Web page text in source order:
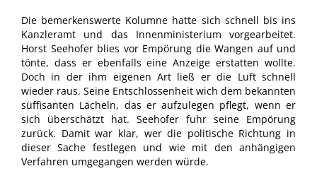
Die bemerkenswerte Kolumne hatte sich schnell bis ins
Kanzleramt und das Innenministerium vorgearbeitet.
Horst Seehofer blies vor Empörung die Wangen auf und
tönte, dass er ebenfalls eine Anzeige erstatten wollte.
Doch in der ihm eigenen Art ließ er die Luft schnell
wieder raus. Seine Entschlossenheit wich dem bekannten
süffisanten Lächeln, das er aufzulegen pflegt, wenn er
sich überschätzt hat. Seehofer fuhr seine Empörung
zurück. Damit war klar, wer die politische Richtung in
dieser Sache festlegen und wie mit den anhängigen
Verfahren umgegangen werden würde.